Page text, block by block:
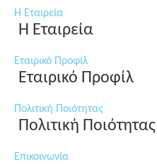
Η Εταιρεία
Η Εταιρεία
Εταιρικό Προφίλ
Εταιρικό Προφίλ
Πολιτική Ποιότητας
Πολιτική Ποιότητας
Επικοινωνία